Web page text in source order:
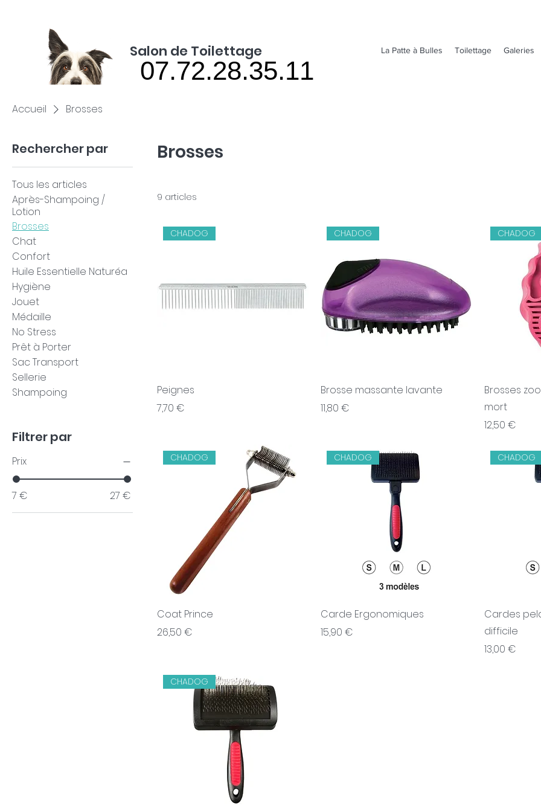
Salon de Toilettage
07.72.28.35.11
07.72.28.35.11
La Patte à Bulles Toilettage Galeries
Accueil Brosses
Rechercher par
Tous les articles
Après-Shampoing /
Lotion
Brosses
Chat
Confort
Huile Essentielle Naturéa
Hygiène
Jouet
Médaille
No Stress
Prêt à Porter
Sac Transport
Sellerie
Shampoing
Filtrer par
Prix
7 € 27 €
Brosses
9 articles
CHADOG
Peignes
Prix
7,70 €
CHADOG
Brosse massante lavante
Prix
11,80 €
CHADOG
Brosses
mort
Prix
12,50 €
CHADOG
Coat Prince
Prix
26,50 €
CHADOG
Carde Ergonomiques
Prix
15,90 €
CHADOG
Cardes
difficile
Prix
13,00 €
CHADOG